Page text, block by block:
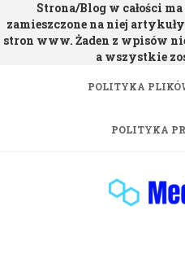
Strona/Blog w całości
zamieszczone na niej
stron www. Żaden z wpisów
a wszystkie
POLITYKA
POLITYKA